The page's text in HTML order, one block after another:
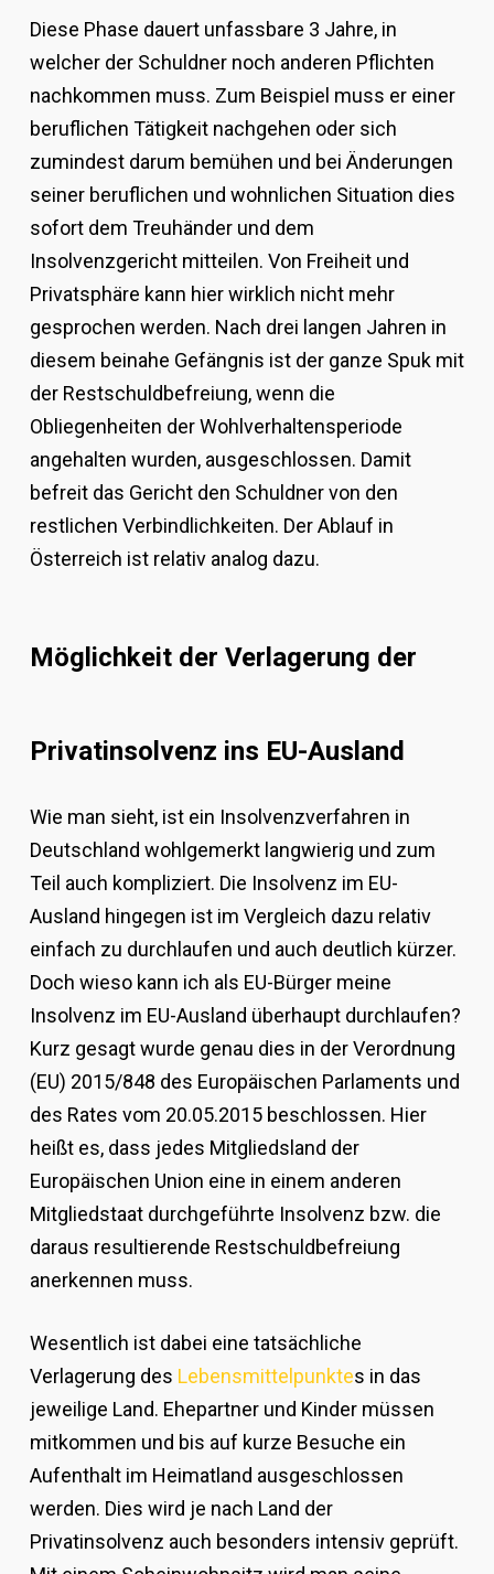
Diese Phase dauert unfassbare 3 Jahre, in
welcher der Schuldner noch anderen Pflichten
nachkommen muss. Zum Beispiel muss er einer
beruflichen Tätigkeit nachgehen oder sich
zumindest darum bemühen und bei Änderungen
seiner beruflichen und wohnlichen Situation dies
sofort dem Treuhänder und dem
Insolvenzgericht mitteilen. Von Freiheit und
Privatsphäre kann hier wirklich nicht mehr
gesprochen werden. Nach drei langen Jahren in
diesem beinahe Gefängnis ist der ganze Spuk mit
der Restschuldbefreiung, wenn die
Obliegenheiten der Wohlverhaltensperiode
angehalten wurden, ausgeschlossen. Damit
befreit das Gericht den Schuldner von den
restlichen Verbindlichkeiten. Der Ablauf in
Österreich ist relativ analog dazu.
Möglichkeit der Verlagerung der
Privatinsolvenz ins EU-Ausland
Wie man sieht, ist ein Insolvenzverfahren in
Deutschland wohlgemerkt langwierig und zum
Teil auch kompliziert. Die Insolvenz im EU-
Ausland hingegen ist im Vergleich dazu relativ
einfach zu durchlaufen und auch deutlich kürzer.
Doch wieso kann ich als EU-Bürger meine
Insolvenz im EU-Ausland überhaupt durchlaufen?
Kurz gesagt wurde genau dies in der Verordnung
(EU) 2015/848 des Europäischen Parlaments und
des Rates vom 20.05.2015 beschlossen. Hier
heißt es, dass jedes Mitgliedsland der
Europäischen Union eine in einem anderen
Mitgliedstaat durchgeführte Insolvenz bzw. die
daraus resultierende Restschuldbefreiung
anerkennen muss.
Wesentlich ist dabei eine tatsächliche
Verlagerung des Lebensmittelpunktes in das
jeweilige Land. Ehepartner und Kinder müssen
mitkommen und bis auf kurze Besuche ein
Aufenthalt im Heimatland ausgeschlossen
werden. Dies wird je nach Land der
Privatinsolvenz auch besonders intensiv geprüft.